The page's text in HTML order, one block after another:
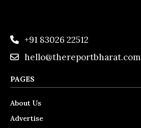
+91 83026 22512
hello@thereportbharat.com
PAGES
About Us
Advertise